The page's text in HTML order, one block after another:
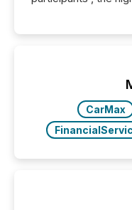
week, connecting
the conference.
CarMax